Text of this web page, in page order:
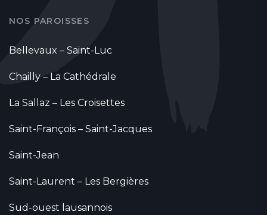
NOS PAROISSES
Bellevaux – Saint-Luc
Chailly – La Cathédrale
La Sallaz – Les Croisettes
Saint-François – Saint-Jacques
Saint-Jean
Saint-Laurent – Les Bergières
Sud-ouest lausannois